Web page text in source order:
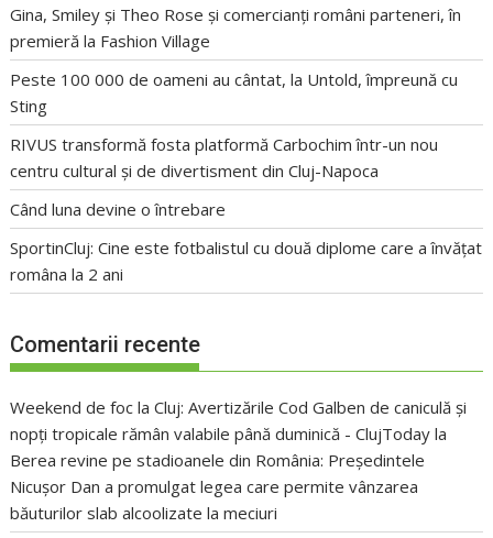
Gina, Smiley și Theo Rose și comercianți români parteneri, în
premieră la Fashion Village
Peste 100 000 de oameni au cântat, la Untold, împreună cu
Sting
RIVUS transformă fosta platformă Carbochim într-un nou
centru cultural și de divertisment din Cluj-Napoca
Când luna devine o întrebare
SportinCluj: Cine este fotbalistul cu două diplome care a învățat
româna la 2 ani
Comentarii recente
Weekend de foc la Cluj: Avertizările Cod Galben de caniculă și
nopți tropicale rămân valabile până duminică - ClujToday la
Berea revine pe stadioanele din România: Președintele
Nicușor Dan a promulgat legea care permite vânzarea
băuturilor slab alcoolizate la meciuri